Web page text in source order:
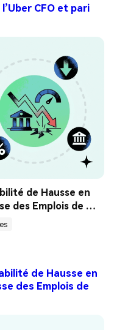
CFO et pari
de Hausse en
des Emplois de
de Hausse en
des Emplois de